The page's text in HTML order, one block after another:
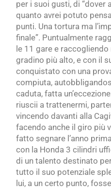
per i suoi gusti, di “dover
quanto avrei potuto
punti. Una tortura ma
finale”. Puntualmente
le 11 gare e raccogliendo
gradino più alto, e con il
conquistato con una
compiuta,
caduta, fatta
riuscii a trattenermi,
vincendo davanti alla
facendo anche il giro più
fatto segnare l’anno
con la Honda 3 cilindri
di un talento destinato
tutto il suo potenziale
lui, a un certo punto,